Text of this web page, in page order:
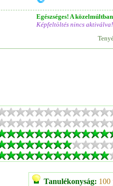
Egészséges! A
Képfeltöltés nincs aktiválva!
Tanulékonyság: 100